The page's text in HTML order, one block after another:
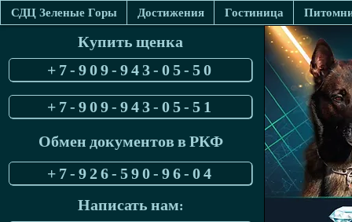
СДЦ Зеленые Горы Достижения Гостиница
Купить щенка
+7-909-943-05-50
+7-909-943-05-51
Обмен документов в РКФ
+7-926-590-96-04
Написать нам: